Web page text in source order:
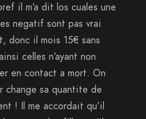
il m’a dit los cuales une
negatif sont pas vrai
donc il mois 15€ sans
celles n’ayant non
en contact a mort. On
change sa quantite de
! Il me accordait qu’il